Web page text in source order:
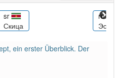
sr
Скица
ru
Эскиз
ein erster Überblick. Der